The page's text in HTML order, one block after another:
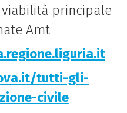
principale
Amt
tutti-gli-
civile